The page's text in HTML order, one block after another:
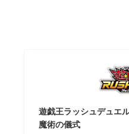
遊戯王ラッシュデュエ
魔術の儀式